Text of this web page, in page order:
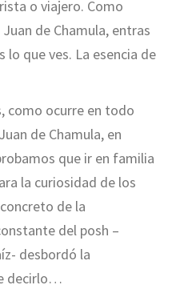
o viajero. Como
de Chamula, entras
lo que ves. La esencia de
como ocurre en todo
de Chamula, en
que ir en familia
la curiosidad de los
de la
del posh –
desbordó la
decirlo…